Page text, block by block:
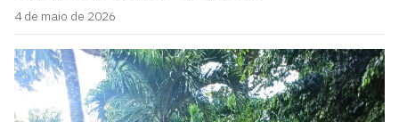
4 de maio de 2026